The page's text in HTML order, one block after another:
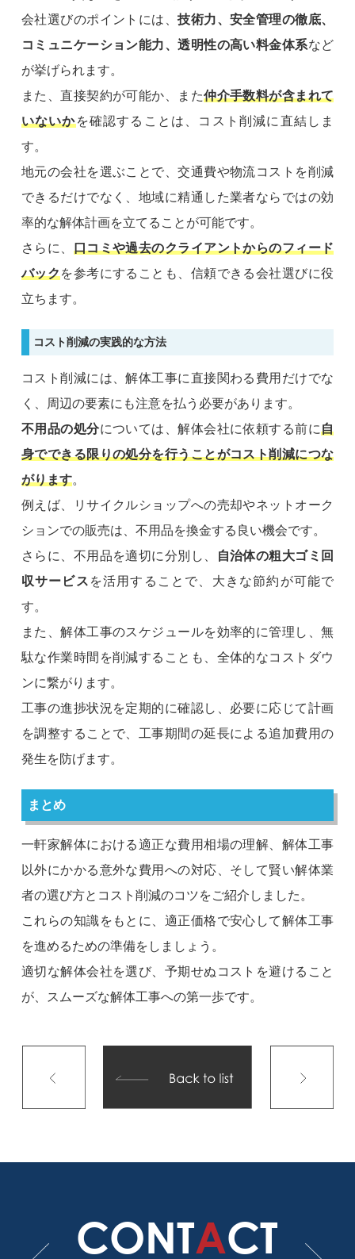
会社選びのポイントには、技術力、安全管理の徹底、
コミュニケーション能力、透明性の高い料金体系など
が挙げられます。
また、直接契約が可能か、また仲介手数料が含まれて
いないかを確認することは、コスト削減に直結しま
す。
地元の会社を選ぶことで、交通費や物流コストを削減
できるだけでなく、地域に精通した業者ならではの効
率的な解体計画を立てることが可能です。
さらに、 口コミや過去のクライアントからのフィード
バックを参考にすることも、信頼できる会社選びに役
立ちます。
コスト削減の実践的な方法
コスト削減には、解体工事に直接関わる費用だけでな
く、周辺の要素にも注意を払う必要があります。
不用品の処分については、解体会社に依頼する前に自
身でできる限りの処分を行うことがコスト削減につな
がります。
例えば、リサイクルショップへの売却やネットオーク
ションでの販売は、不用品を換金する良い機会です。
さらに、不用品を適切に分別し、
自治体の粗大ゴミ回
収サービス を活用することで、大きな節約が可能で
す。
また、解体工事のスケジュールを効率的に管理し、無
駄な作業時間を削減することも、全体的なコストダウ
ンに繋がります。
工事の進捗状況を定期的に確認し、必要に応じて計画
を調整することで、工事期間の延長による追加費用の
発生を防げます。
まとめ
一軒家解体における適正な費用相場の理解、解体工事
以外にかかる意外な費用への対応、そして賢い解体業
者の選び方とコスト削減のコツをご紹介しました。
これらの知識をもとに、適正価格で安心して解体工事
を進めるための準備をしましょう。
適切な解体会社を選び、予期せぬコストを避けること
が、スムーズな解体工事への第一歩です。
CONTACT